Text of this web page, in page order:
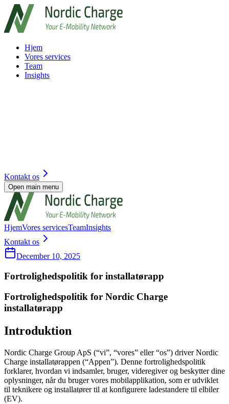
Hjem
Vores services
Team
Insights
Kontakt os
Open main menu
HjemVores servicesTeamInsights
Kontakt os
December 10, 2025
Fortrolighedspolitik for installatørapp
Fortrolighedspolitik for Nordic Charge
installatørapp
Introduktion
Nordic Charge Group ApS (“vi”, “vores” eller “os”) driver Nordic
Charge installatørappen (“Appen”). Denne fortrolighedspolitik
forklarer, hvordan vi indsamler, bruger, videregiver og beskytter dine
oplysninger, når du bruger vores mobilapplikation, som er udviklet
til teknikere og installatører til at konfigurere ladestandere til elbiler
(EV).